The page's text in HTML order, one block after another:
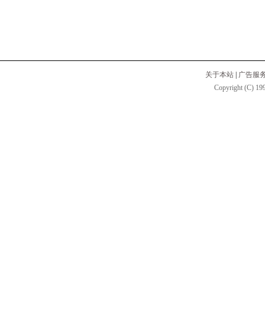
关于本站
广告服
Copyright (C)